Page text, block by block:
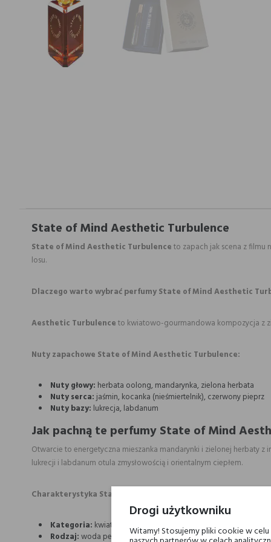
State of Mind Aesthetic Turbulence
State of Mind Aesthetic Turbulenceto zapach jak scena z filmu
losu.
Dlaczego warto wybrać perfumy State of Mind Aesthetic
Aesthetic Turbulenceto kwiatowo-gourmandowa kompozycja z
Nuty zapachowe State of Mind Aesthetic Turbulence:
Nuty głowy: herbata oolong, mandarynka, zielona herbata
Nuty serca:jaśmin, kocanka (nieśmiertelnik), czerwony pieprz
Nuty bazy: lukrecja, labdanum
Jak pachną te perfumy State of Mind
Otwarcie to energetyczna mieszanka mandarynki i zielonej herbaty
lukrecji i labdanum otula zmysłowością i orientalnym ciepłem.
Charakterystyka State of Mind Aesthetic Turbulence:
Kategoria: kwiatowo-owocowo-gourmand z herbatą oolong i
Rodzaj:woda perfumowana
Drogi użytkowniku
Witamy! Stosujemy pliki cookie w